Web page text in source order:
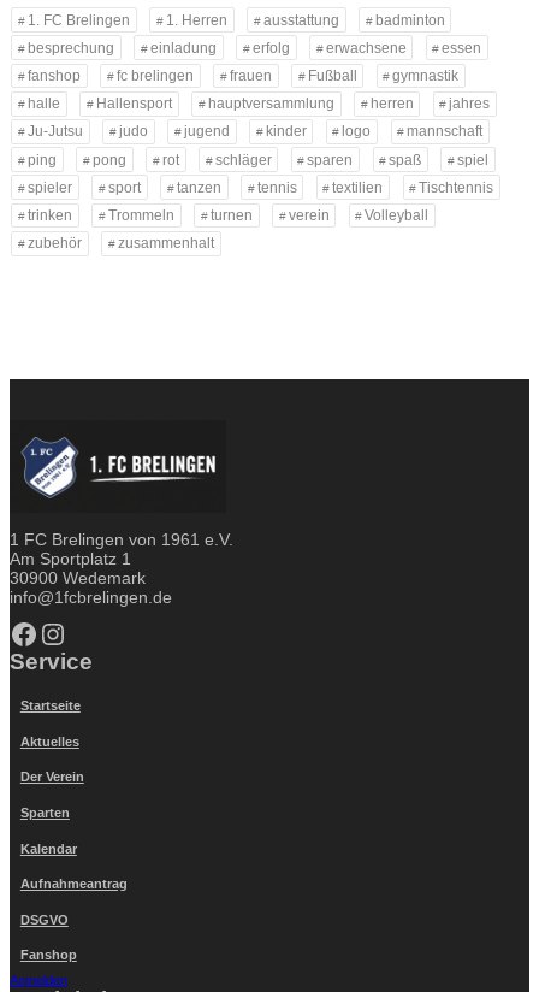
1. FC Brelingen 1. Herren ausstattung
badminton
besprechung
einladung erfolg erwachsene
essen
fanshop
fc brelingen frauen Fußball
gymnastik
halle
Hallensport hauptversammlung herren
jahres
Ju-Jutsu
judo jugend kinder logo
mannschaft
ping
pong rot schläger sparen spaß
spiel
spieler
sport tanzen tennis textilien
Tischtennis
trinken
Trommeln turnen verein
Volleyball
zubehör
zusammenhalt
1 FC Brelingen von 1961 e.V.
Am Sportplatz 1
30900 Wedemark
info@1fcbrelingen.de
Facebook Instagram
Service
Startseite
Aktuelles
Der Verein
Sparten
Kalendar
Aufnahmeantrag
DSGVO
Fanshop
Anmelden